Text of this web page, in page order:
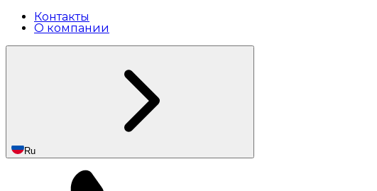
Контакты
О компании
Ru